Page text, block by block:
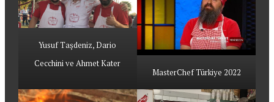
Yusuf Taşdeniz, Dario
Cecchini ve Ahmet Kater
MasterChef Türkiye 2022